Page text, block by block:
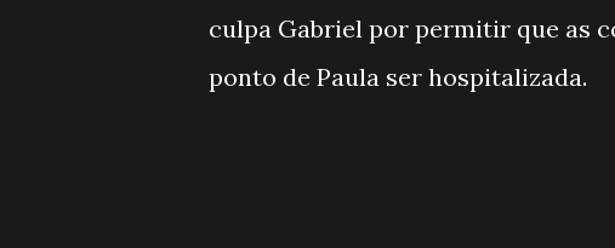
culpa Gabriel por permitir que as
ponto de Paula ser hospitalizada.